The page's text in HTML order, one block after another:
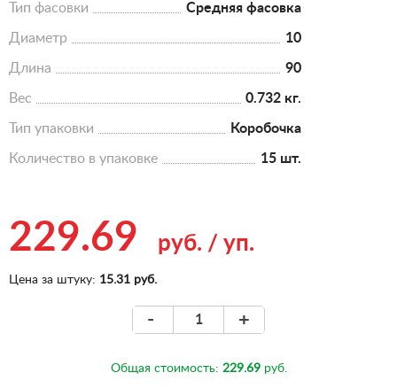
Тип фасовки Средняя фасовка
Диаметр 10
Длина 90
Вес 0.732 кг.
Тип упаковки Коробочка
Количество в упаковке 15 шт.
229.69 руб. / уп.
Цена за штуку: 15.31 руб.
- +
Общая стоимость: 229.69руб.